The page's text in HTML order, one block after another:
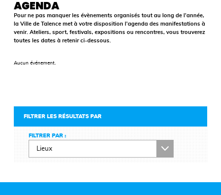
AGENDA
Pour ne pas manquer les évènements organisés tout au long de l’année,
la Ville de Talence met à votre disposition l’agenda des manifestations à
venir. Ateliers, sport, festivals, expositions ou rencontres, vous trouverez
toutes les dates à retenir ci-dessous.
Aucun événement.
FILTRER LES RÉSULTATS PAR
FILTRER PAR :